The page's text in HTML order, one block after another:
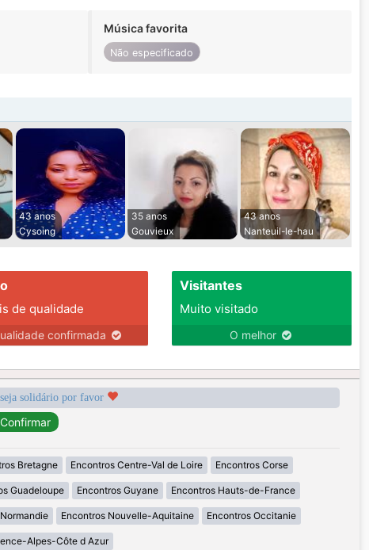
Música favorita
Não especificado
43 anos
Cysoing
35 anos
Gouvieux
43 anos
Nanteuil-le-hau
de qualidade
confirmada
Visitantes
Muito visitado
O melhor
solidário por favor
Bretagne Encontros Centre-Val de Loire Encontros Corse
Guadeloupe Encontros Guyane Encontros Hauts-de-France
Encontros Nouvelle-Aquitaine Encontros Occitanie
Alpes-Côte d Azur